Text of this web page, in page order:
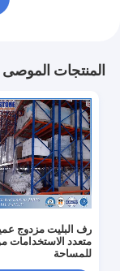
المنتجات الموصى
رف البليت مزدوج
متعدد الاستخدامات
للمساحة